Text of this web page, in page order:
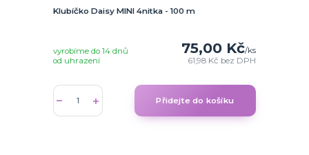
Klubíčko Daisy MINI 4nitka - 100 m
75,00 Kč/ks
61,98 Kč bez DPH
vyrobíme do 14 dnů
od uhrazení
Přidejte do košíku